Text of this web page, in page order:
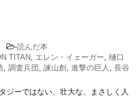
-読んだ本
TITAN
エレン・イェーガー 樋口
調査兵団 諫山創 進撃の巨人
長谷
ジーではない、壮大な、まさしく人